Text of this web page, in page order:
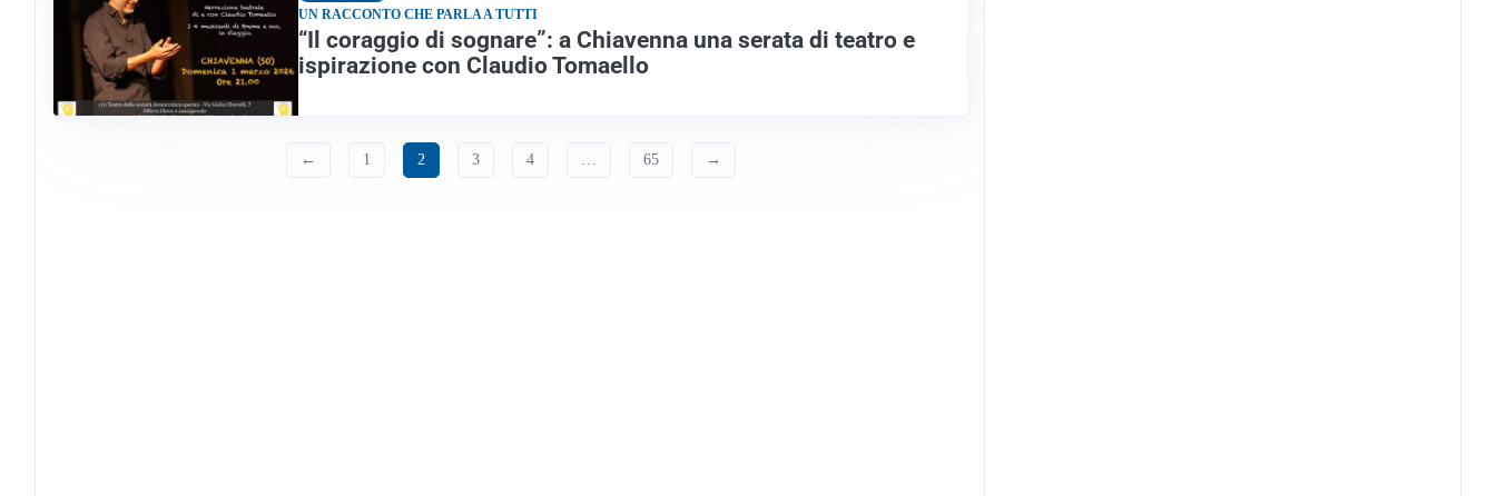
UN RACCONTO CHE PARLA A TUTTI
“Il coraggio di sognare”: a Chiavenna una serata di teatro e
ispirazione con Claudio Tomaello
← 1 2 3 4 … 65 →